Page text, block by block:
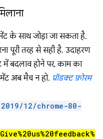
के साथ जोड़ा जा सकता है.
पूरी तरह से सही है. उदाहरण
बदलाव होने पर, काम का
अब मैच न हो. प्रॉडक्ट फ़ोरम
12/chrome-80-